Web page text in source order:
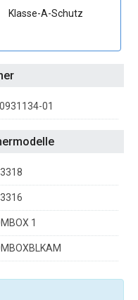
Klasse-A-Schutz
01
1